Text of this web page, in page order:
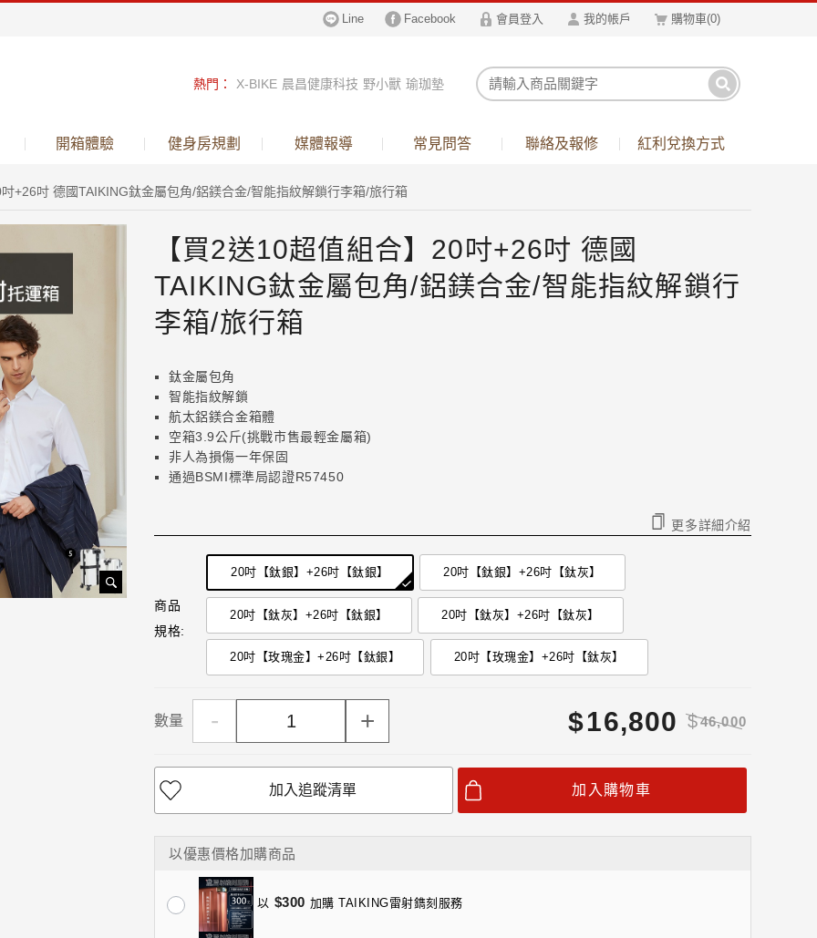
購物車(0)
我的帳戶
會員登入
Facebook
Line
熱門 ： X-BIKE 晨昌健康科技 野小獸 瑜珈墊
呼吸訓練器
開箱體驗 健身房規劃 媒體報導 常見問答 聯絡及報修 紅利兌換方式
+26吋 德國TAIKING鈦金屬包角/鋁鎂合金/智能指紋解鎖行李箱/旅行箱
【買2送10超值組合】20吋+26吋 德國
TAIKING鈦金屬包角/鋁鎂合金/智能指紋解鎖行
李箱/旅行箱
鈦金屬包角
智能指紋解鎖
航太鋁鎂合金箱體
空箱3.9公斤(挑戰市售最輕金屬箱)
非人為損傷一年保固
通過BSMI標準局認證R57450
更多詳細介紹
商品
規格:
20吋【鈦銀】+26吋【鈦銀】 20吋【鈦銀】+26吋【鈦灰】
20吋【鈦灰】+26吋【鈦銀】 20吋【鈦灰】+26吋【鈦灰】
20吋【玫瑰金】+26吋【鈦銀】 20吋【玫瑰金】+26吋【鈦灰】
數量 - + $16,800 $46,000
加入追蹤清單 加入購物車
以優惠價格加購商品
以 $300 加購 TAIKING雷射鐫刻服務